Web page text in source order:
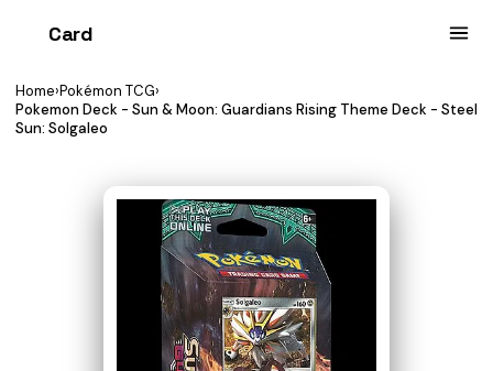
Card
Home›Pokémon TCG›
Pokemon Deck - Sun & Moon: Guardians Rising Theme Deck - Steel
Sun: Solgaleo